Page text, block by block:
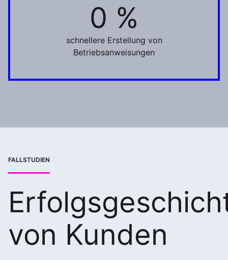
0 %
90 %
schnellere Erstellung von
Betriebsanweisungen
FALLSTUDIEN
von Kunden